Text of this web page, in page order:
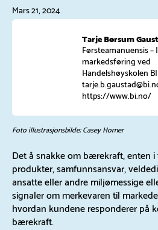
Mars 21, 2024
Tarje Børsum
Førsteamanuensis
markedsføring ved
Handelshøyskolen BI
https://www.bi.no/
Foto illustrasjonsbilde:Casey Horner
Det å snakke om bærekraft, enten
produkter, samfunnsansvar,
ansatte eller andre miljømessige
signaler om merkevaren til
hvordan kundene responderer på
bærekraft.